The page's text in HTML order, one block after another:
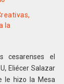
la
cesarenses el
Eliécer Salazar
le hizo la Mesa